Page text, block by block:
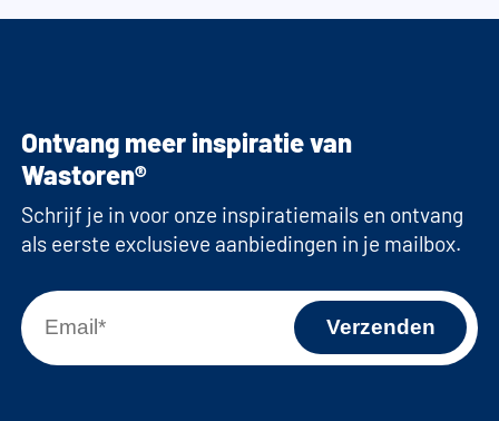
Ontvang meer inspiratie van
Wastoren®
Schrijf je in voor onze inspiratiemails en ontvang
als eerste exclusieve aanbiedingen in je mailbox.